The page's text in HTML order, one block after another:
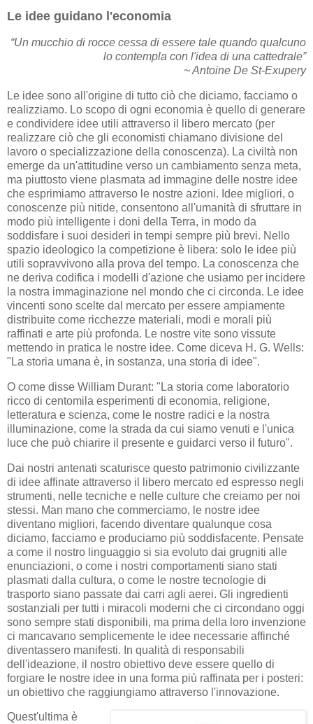
Le idee guidano l'economia
“Un mucchio di rocce cessa di essere tale quando qualcuno
lo contempla con l'idea di una cattedrale”
~ Antoine De St-Exupery
Le idee sono all'origine di tutto ciò che diciamo, facciamo o
realizziamo. Lo scopo di ogni economia è quello di generare
e condividere idee utili attraverso il libero mercato (per
realizzare ciò che gli economisti chiamano divisione del
lavoro o specializzazione della conoscenza). La civiltà non
emerge da un'attitudine verso un cambiamento senza meta,
ma piuttosto viene plasmata ad immagine delle nostre idee
che esprimiamo attraverso le nostre azioni. Idee migliori, o
conoscenze più nitide, consentono all'umanità di sfruttare in
modo più intelligente i doni della Terra, in modo da
soddisfare i suoi desideri in tempi sempre più brevi. Nello
spazio ideologico la competizione è libera: solo le idee più
utili sopravvivono alla prova del tempo. La conoscenza che
ne deriva codifica i modelli d'azione che usiamo per incidere
la nostra immaginazione nel mondo che ci circonda. Le idee
vincenti sono scelte dal mercato per essere ampiamente
distribuite come ricchezze materiali, modi e morali più
raffinati e arte più profonda. Le nostre vite sono vissute
mettendo in pratica le nostre idee. Come diceva H. G. Wells:
"La storia umana è, in sostanza, una storia di idee".
O come disse William Durant: "La storia come laboratorio
ricco di centomila esperimenti di economia, religione,
letteratura e scienza, come le nostre radici e la nostra
illuminazione, come la strada da cui siamo venuti e l'unica
luce che può chiarire il presente e guidarci verso il futuro".
Dai nostri antenati scaturisce questo patrimonio civilizzante
di idee affinate attraverso il libero mercato ed espresso negli
strumenti, nelle tecniche e nelle culture che creiamo per noi
stessi. Man mano che commerciamo, le nostre idee
diventano migliori, facendo diventare qualunque cosa
diciamo, facciamo e produciamo più soddisfacente. Pensate
a come il nostro linguaggio si sia evoluto dai grugniti alle
enunciazioni, o come i nostri comportamenti siano stati
plasmati dalla cultura, o come le nostre tecnologie di
trasporto siano passate dai carri agli aerei. Gli ingredienti
sostanziali per tutti i miracoli moderni che ci circondano oggi
sono sempre stati disponibili, ma prima della loro invenzione
ci mancavano semplicemente le idee necessarie affinché
diventassero manifesti. In qualità di responsabili
dell'ideazione, il nostro obiettivo deve essere quello di
forgiare le nostre idee in una forma più raffinata per i posteri:
un obiettivo che raggiungiamo attraverso l'innovazione.
Quest'ultima è